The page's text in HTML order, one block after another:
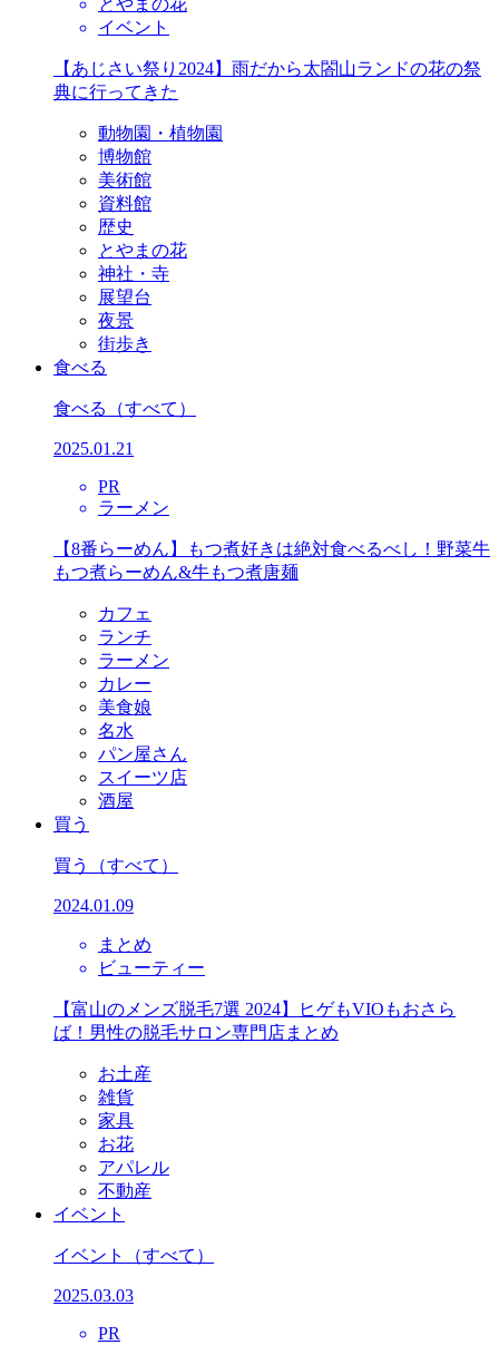
とやまの花
イベント
【あじさい祭り2024】雨だから太閤山ランドの花の祭
典に行ってきた
動物園・植物園
博物館
美術館
資料館
歴史
とやまの花
神社・寺
展望台
夜景
街歩き
食べる
食べる （すべて）
2025.01.21
PR
ラーメン
【8番らーめん】もつ煮好きは絶対食べるべし！野菜牛
もつ煮らーめん&牛もつ煮唐麺
カフェ
ランチ
ラーメン
カレー
美食娘
名水
パン屋さん
スイーツ店
酒屋
買う
買う （すべて）
2024.01.09
まとめ
ビューティー
【富山のメンズ脱毛7選 2024】ヒゲもVIOもおさら
ば！男性の脱毛サロン専門店まとめ
お土産
雑貨
家具
お花
アパレル
不動産
イベント
イベント （すべて）
2025.03.03
PR